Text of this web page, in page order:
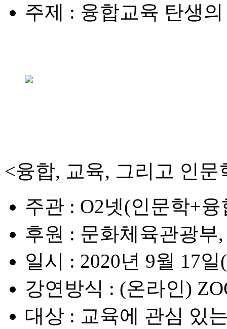
주제 : 융합교육 탄생
<융합, 교육, 그리고 인문
주관 : O2넷(인문학+
후원 : 문화체육관광부
일시 : 2020년 9월 17
강연방식 : (온라인)
대상 : 교육에 관심 있